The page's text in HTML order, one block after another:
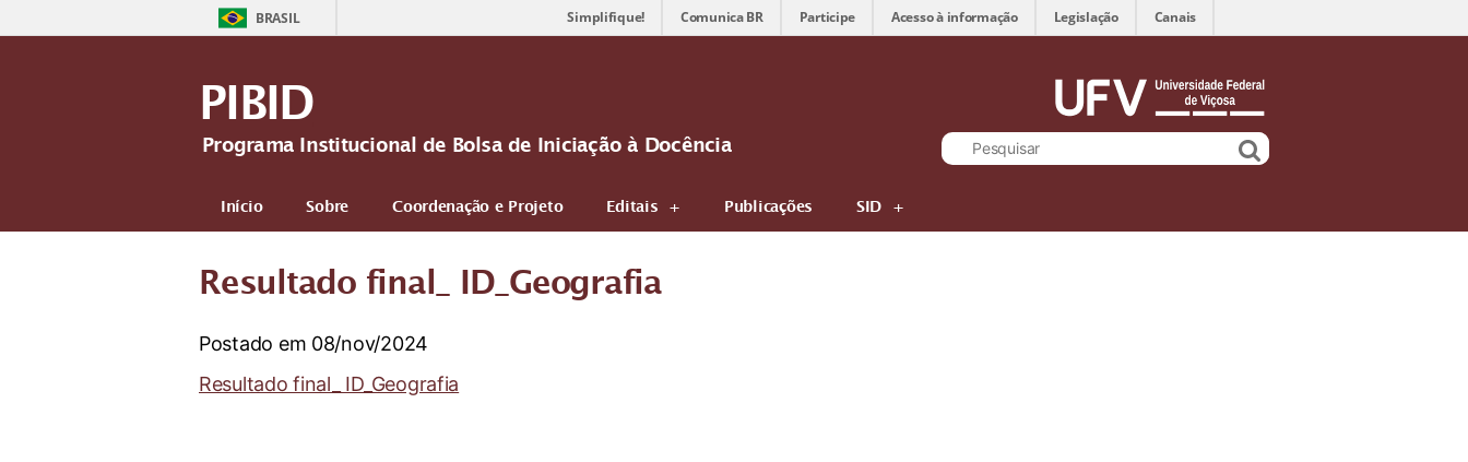
BRASIL Simplifique! Comunica BR Participe Acesso à informação Legislação Canais
PIBID
Programa Institucional de Bolsa de Iniciação à Docência
Início Sobre Coordenação e Projeto Editais Publicações SID
Resultado final_ ID_Geografia
Postado em 08/nov/2024
Resultado final_ ID_Geografia